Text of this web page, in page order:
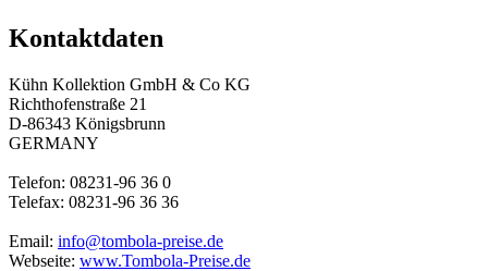
Kontaktdaten
Kühn Kollektion GmbH & Co KG
Richthofenstraße 21
D-86343 Königsbrunn
GERMANY
Telefon: 08231-96 36 0
Telefax: 08231-96 36 36
Email: info@tombola-preise.de
Webseite: www.Tombola-Preise.de